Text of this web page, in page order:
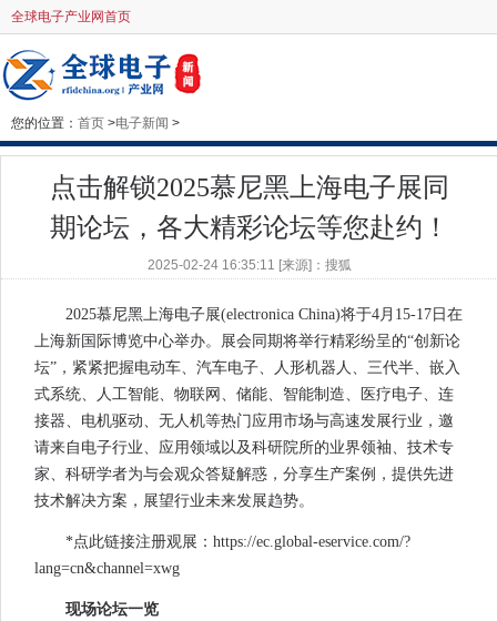
全球电子产业网首页
您的位置： 首页 >电子新闻 >
点击解锁2025慕尼黑上海电子展同
期论坛，各大精彩论坛等您赴约！
2025-02-24 16:35:11 [来源]：搜狐
2025慕尼黑上海电子展(electronica China)将于4月15-17日在
上海新国际博览中心举办。展会同期将举行精彩纷呈的“创新论
坛”，紧紧把握电动车、汽车电子、人形机器人、三代半、嵌入
式系统、人工智能、物联网、储能、智能制造、医疗电子、连
接器、电机驱动、无人机等热门应用市场与高速发展行业，邀
请来自电子行业、应用领域以及科研院所的业界领袖、技术专
家、科研学者为与会观众答疑解惑，分享生产案例，提供先进
技术解决方案，展望行业未来发展趋势。
*点此链接注册观展：https://ec.global-eservice.com/?
lang=cn&channel=xwg
现场论坛一览